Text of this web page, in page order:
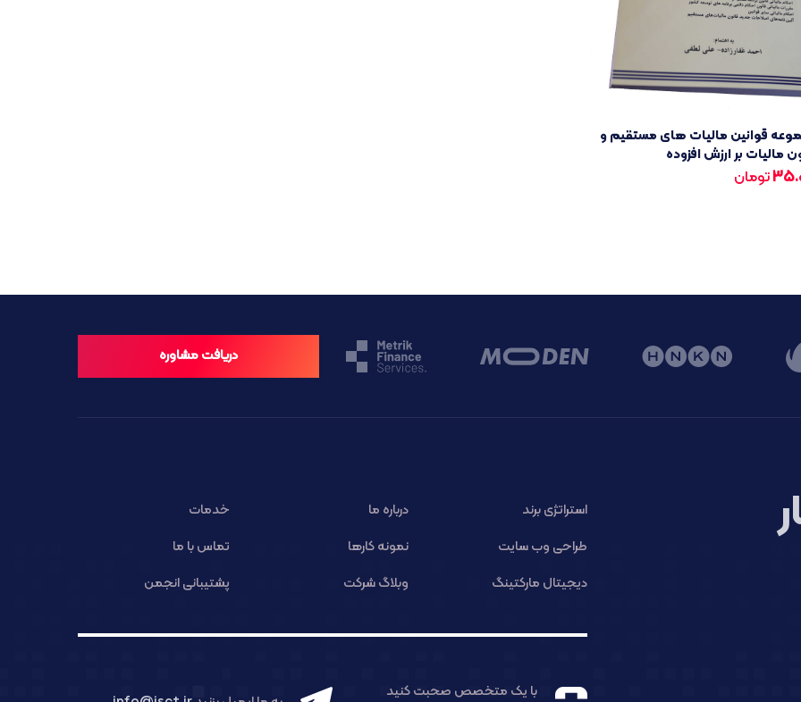
قوانین مالیات های مستقیم و
مالیات بر ارزش افزوده
تومان
دریافت مشاوره
استراتژی برند درباره ما
خدمات
طراحی وب سایت
نمونه کارها
تماس با ما
دیجیتال مارکتینگ
وبلاگ شرکت پشتیبانی انجمن
با یک متخصص صحبت کنید